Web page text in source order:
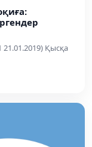
Қысқа